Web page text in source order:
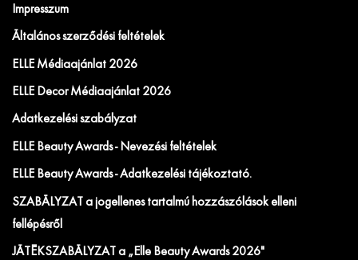
Impresszum
Általános szerződési feltételek
ELLE Médiaajánlat 2026
ELLE Decor Médiaajánlat 2026
Adatkezelési szabályzat
ELLE Beauty Awards - Nevezési feltételek
ELLE Beauty Awards - Adatkezelési tájékoztató.
SZABÁLYZAT a jogellenes tartalmú hozzászólások elleni
fellépésről
JÁTÉKSZABÁLYZAT a „Elle Beauty Awards 2026"